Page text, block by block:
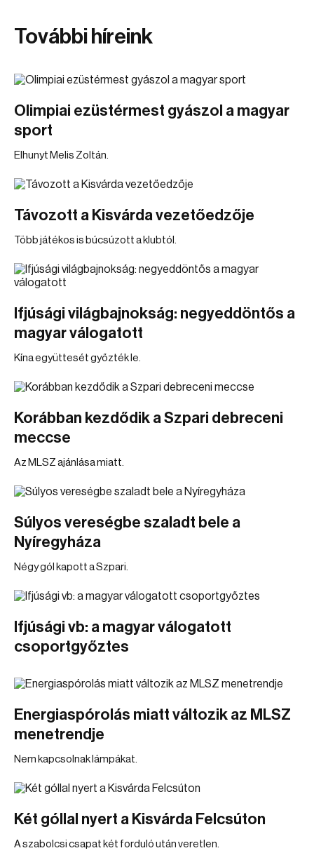
További híreink
Olimpiai ezüstérmest gyászol a magyar
sport
Elhunyt Melis Zoltán.
Távozott a Kisvárda vezetőedzője
Több játékos is búcsúzott a klubtól.
Ifjúsági világbajnokság: negyeddöntős a
magyar válogatott
Kína együttesét győzték le.
Korábban kezdődik a Szpari debreceni
meccse
Az MLSZ ajánlása miatt.
Súlyos vereségbe szaladt bele a
Nyíregyháza
Négy gól kapott a Szpari.
Ifjúsági vb: a magyar válogatott
csoportgyőztes
Energiaspórolás miatt változik az MLSZ
menetrendje
Nem kapcsolnak lámpákat.
Két góllal nyert a Kisvárda Felcsúton
A szabolcsi csapat két forduló után veretlen.